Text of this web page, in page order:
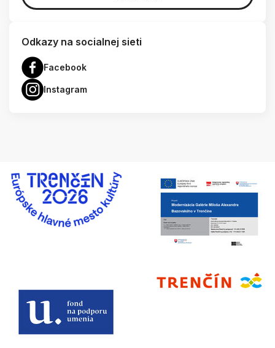
Odkazy na socialnej sieti
Facebook
Instagram